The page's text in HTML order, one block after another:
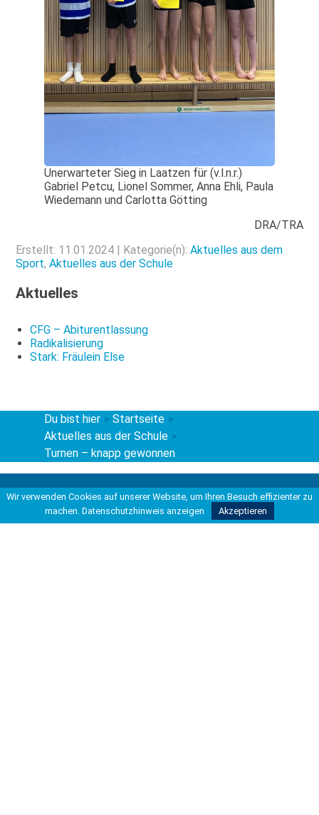
Unerwarteter Sieg in Laatzen für (v.l.n.r.)
Gabriel Petcu, Lionel Sommer, Anna Ehli, Paula
Wiedemann und Carlotta Götting
DRA/TRA
Erstellt: 11.01.2024 | Kategorie(n):Aktuelles aus dem
Sport,Aktuelles aus der Schule
Aktuelles
CFG – Abiturentlassung
Radikalisierung
Stark: Fräulein Else
Du bist hier > Startseite >
Aktuelles aus der Schule >
Turnen – knapp gewonnen
Kontakt
Carl-Friedrich-Gauß-Schule
Wir verwenden Cookies auf unserer Website, um Ihren Besuch effizienter zu
machen. Datenschutzhinweis anzeigen Akzeptieren